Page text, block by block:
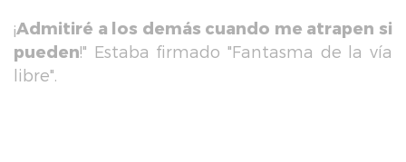
¡Admitiré a los demás cuando me atrapen si
pueden!" Estaba firmado "Fantasma de la vía
libre".